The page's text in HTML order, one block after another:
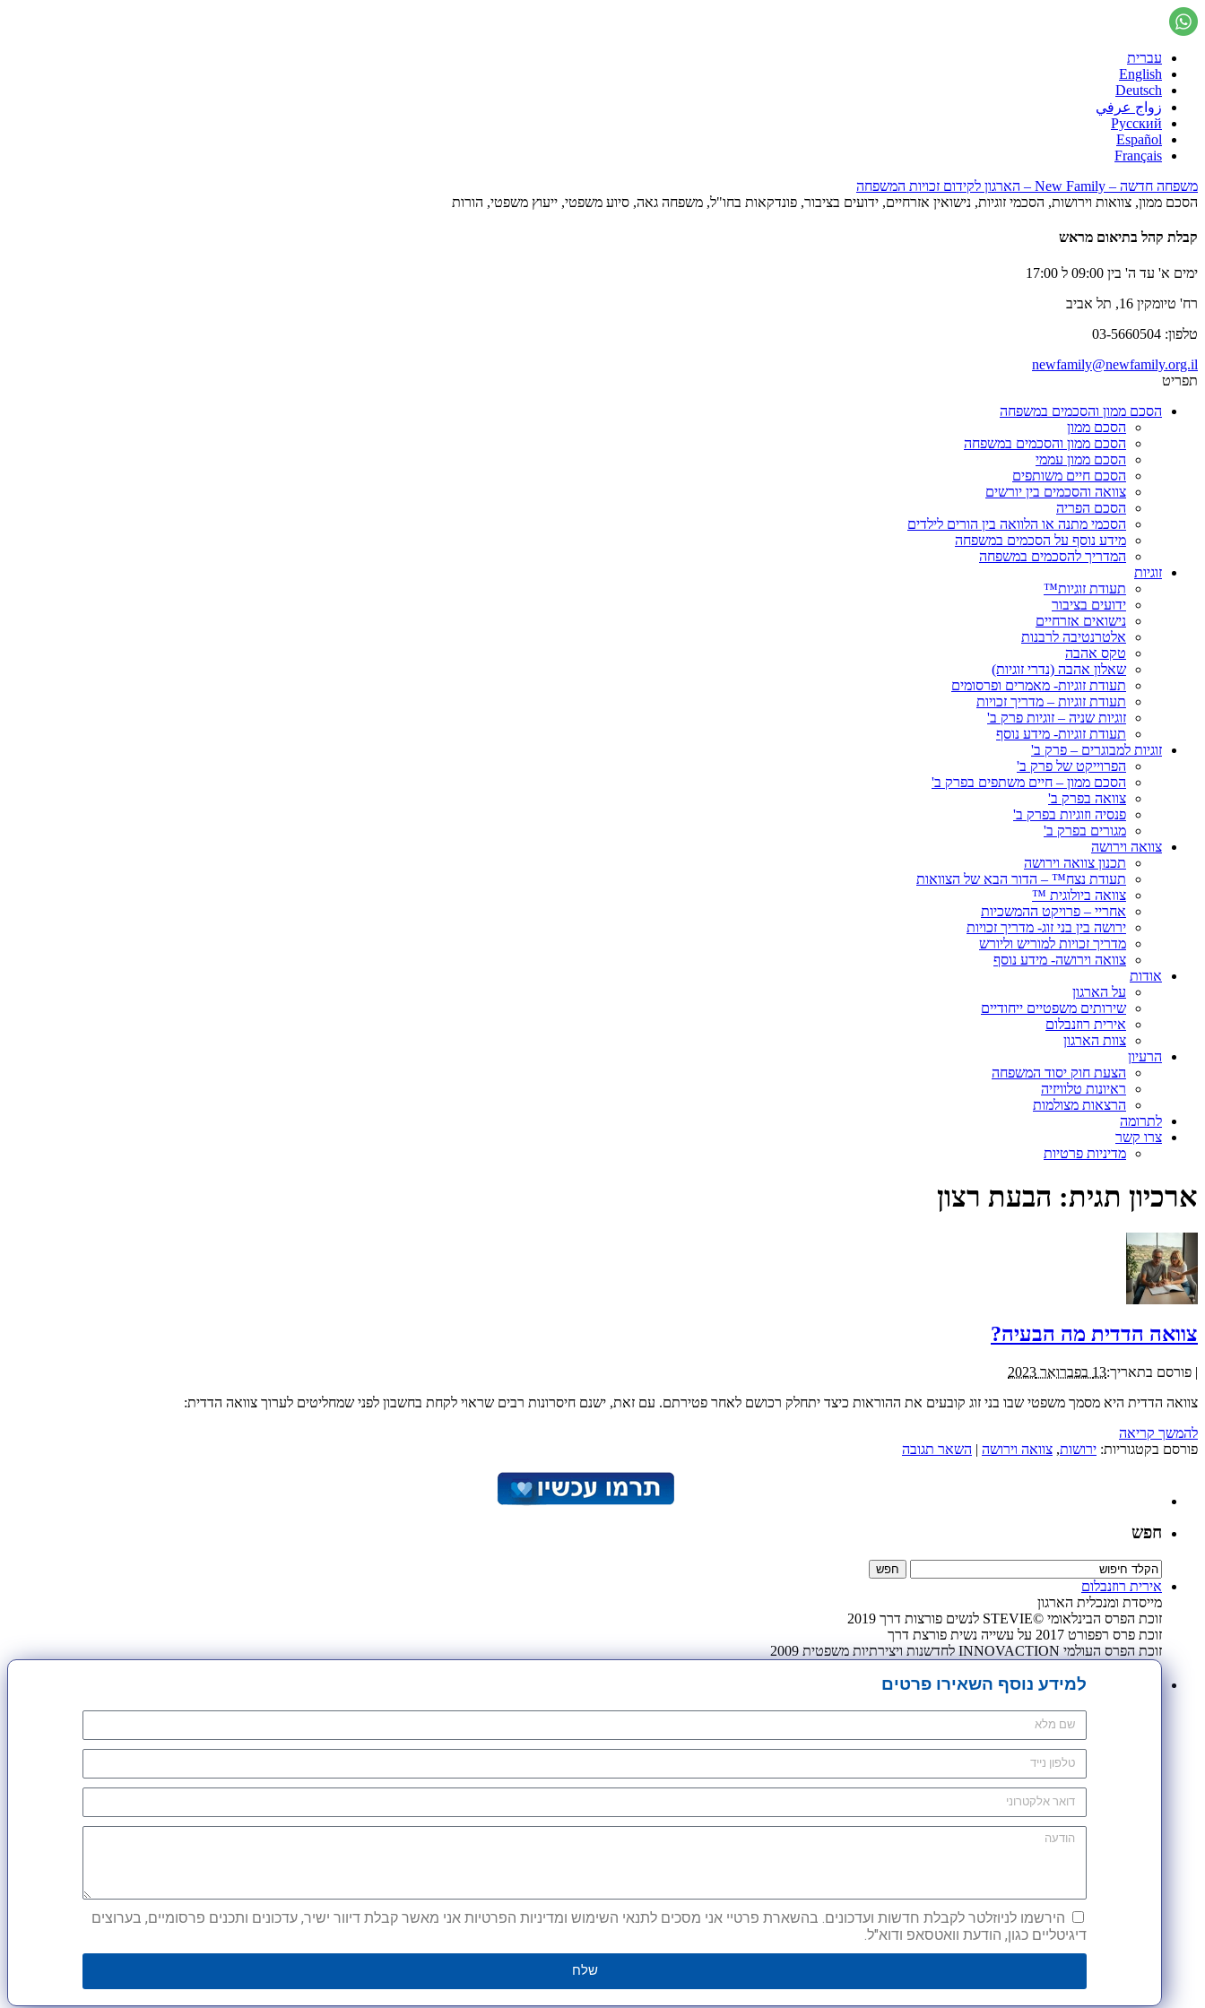
עברית
English
Deutsch
زواج عرفي
Русский
Español
Français
משפחה חדשה – New Family – הארגון לקידום זכויות המשפחה
הסכם ממון, צוואות וירושות, הסכמי זוגיות, נישואין אזרחיים, ידועים בציבור, פונדקאות בחו"ל, משפחה גאה, סיוע משפטי, ייעוץ משפטי, הורות
קבלת קהל בתיאום מראש
ימים א' עד ה' בין 09:00 ל 17:00
רח' טיומקין 16, תל אביב
טלפון: 03-5660504
newfamily@newfamily.org.il
תפריט
הסכם ממון והסכמים במשפחה
הסכם ממון
הסכם ממון והסכמים במשפחה
הסכם ממון עממי
הסכם חיים משותפים
צוואה והסכמים בין יורשים
הסכם הפריה
הסכמי מתנה או הלוואה בין הורים לילדים
מידע נוסף על הסכמים במשפחה
המדריך להסכמים במשפחה
זוגיות
תעודת זוגיות™
ידועים בציבור
נישואים אזרחיים
אלטרנטיבה לרבנות
טקס אהבה
שאלון אהבה (נדרי זוגיות)
תעודת זוגיות- מאמרים ופרסומים
תעודת זוגיות – מדריך זכויות
זוגיות שניה – זוגיות פרק ב'
תעודת זוגיות- מידע נוסף
זוגיות למבוגרים – פרק ב'
הפרוייקט של פרק ב'
הסכם ממון – חיים משתפים בפרק ב'
צוואה בפרק ב'
פנסיה וזוגיות בפרק ב'
מגורים בפרק ב'
צוואה וירושה
תכנון צוואה וירושה
תעודת נצח™ – הדור הבא של הצוואות
צוואה ביולוגית ™
אחריי – פרויקט ההמשכיות
ירושה בין בני זוג- מדריך זכויות
מדריך זכויות למוריש וליורש
צוואה וירושה- מידע נוסף
אודות
על הארגון
שירותים משפטיים ייחודיים
אירית רוזנבלום
צוות הארגון
הרעיון
הצעת חוק יסוד המשפחה
ראיונות טלוויזיה
הרצאות מצולמות
לתרומה
צרו קשר
מדיניות פרטיות
ארכיון תגית: הבעת רצון
צוואה הדדית מה הבעיה?
| פורסם בתאריך:13 בפברואר 2023
צוואה הדדית היא מסמך משפטי שבו בני זוג קובעים את ההוראות כיצד יתחלק רכושם לאחר פטירתם. עם זאת, ישנם חיסרונות רבים שראוי לקחת בחשבון לפני שמחליטים לערוך צוואה הדדית:
להמשך קריאה
פורסם בקטגוריות: ירושות, צוואה וירושה | השאר תגובה
חפש
אירית רוזנבלום
מייסדת ומנכלית הארגון
זוכת הפרס הבינלאומי ©STEVIE לנשים פורצות דרך 2019
זוכת פרס רפפורט 2017 על עשייה נשית פורצת דרך
זוכת הפרס העולמי INNOVACTION לחדשנות ויצירתיות משפטית 2009
למידע נוסף השאירו פרטים
הירשמו לניוזלטר לקבלת חדשות ועדכונים. בהשארת פרטיי אני מסכים לתנאי השימוש ומדיניות הפרטיות אני מאשר קבלת דיוור ישיר, עדכונים ותכנים פרסומיים, בערוצים
דיגיטליים כגון, הודעת וואטסאפ ודוא"ל.
שלח